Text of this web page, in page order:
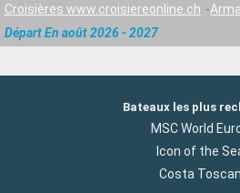
Croisières www.croisiereonline.ch
Départ En août 2026 - 2027
Bateaux les plus
MSC World
Icon of the
Costa